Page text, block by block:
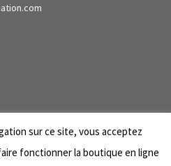
sur ce site, vous acceptez
fonctionner la boutique en ligne